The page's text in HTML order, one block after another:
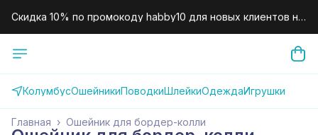
Скидка 10% по промокоду habby10 для новых клиентов на
первый заказ.
КолумбусОшейникиПоводкиШлейкиОдеждаИгрушки
Ошейник для бордер-колли
Главная ›